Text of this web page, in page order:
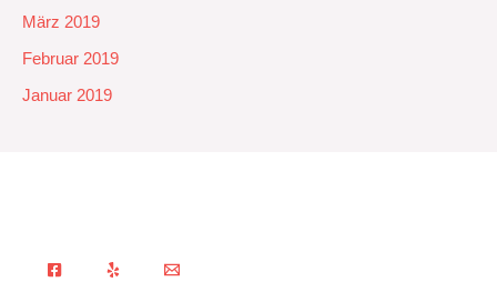
März 2019
Februar 2019
Januar 2019